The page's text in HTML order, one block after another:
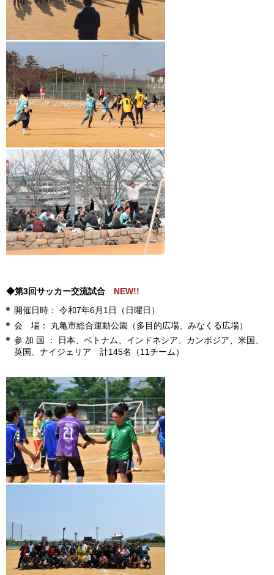
◆第3回サッカー交流試合 NEW!!
開催日時： 令和7年6月1日（日曜日）
会 場： 丸亀市総合運動公園（多目的広場、みなくる広場）
参 加 国 ： 日本、ベトナム、インドネシア、カンボジア、米国、
英国、ナイジェリア 計145名（11チーム）